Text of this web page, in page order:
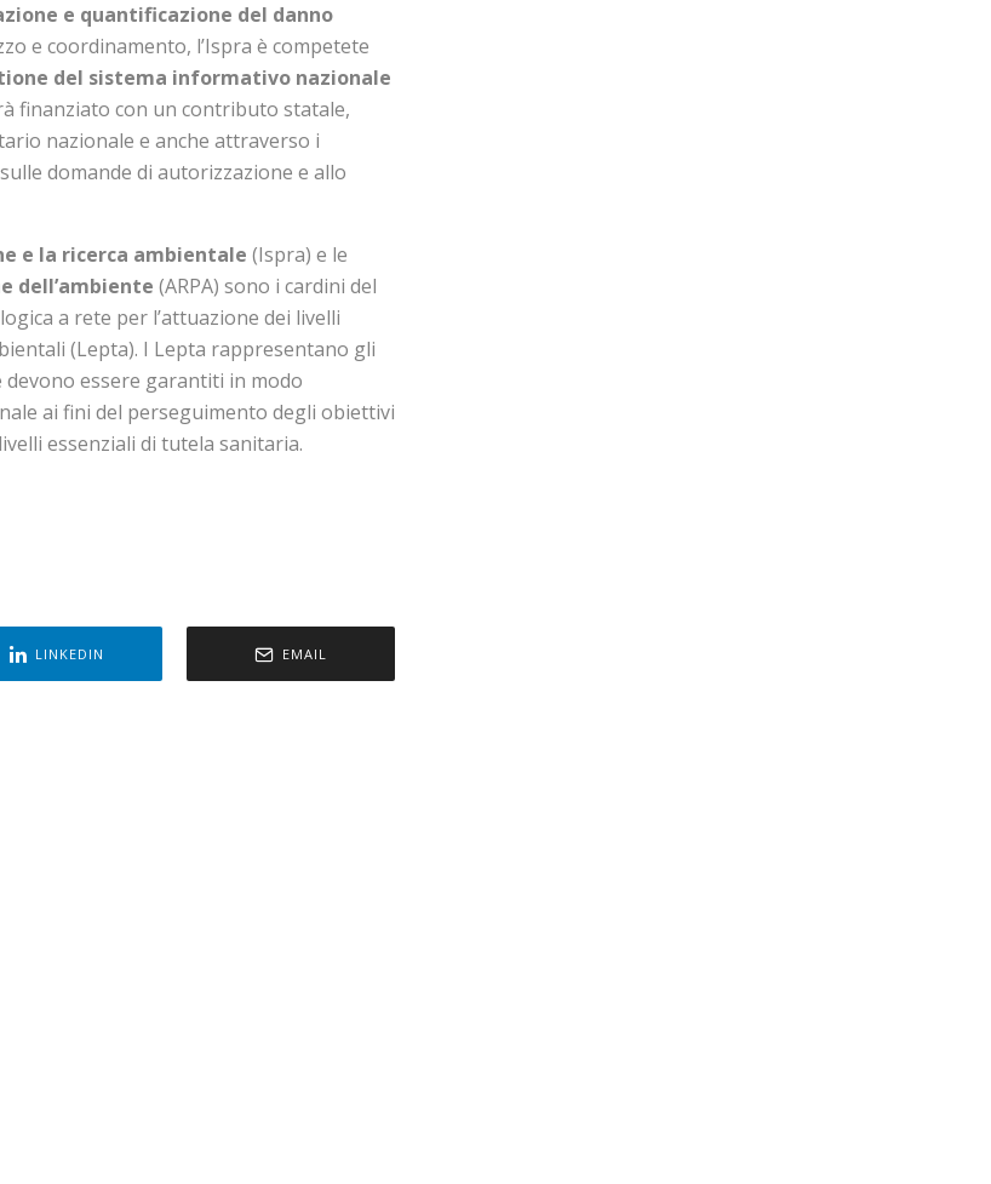
e quantificazione del danno
e coordinamento, l’Ispra è competete
del sistema informativo nazionale
finanziato con un contributo statale,
nazionale e anche attraverso i
domande di autorizzazione e allo
e la ricerca ambientale (Ispra) e le
dell’ambiente (ARPA) sono i cardini del
a rete per l’attuazione dei livelli
(Lepta). I Lepta rappresentano gli
essere garantiti in modo
ai fini del perseguimento degli obiettivi
essenziali di tutela sanitaria.
LINKEDIN EMAIL